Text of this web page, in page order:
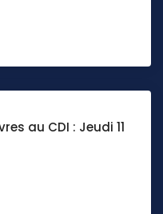
au CDI : Jeudi 11